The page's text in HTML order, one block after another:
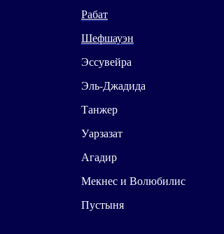
Рабат
Шефшауэн
Эссувейра
Эль-Джадида
Танжер
Уарзазат
Агадир
Мекнес и Волюбилис
Пустыня